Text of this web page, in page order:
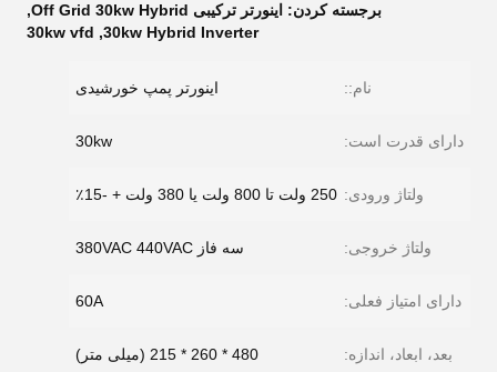
برجسته کردن: اینورتر ترکیبی Off Grid 30kw Hybrid
,
30kw Hybrid Inverter
,
30kw vfd
نام:: اینورتر پمپ خورشیدی
دارای قدرت است: 30kw
ولتاژ ورودی: 250 ولت تا 800 ولت یا 380 ولت + -15٪
ولتاژ خروجی: سه فاز 380VAC 440VAC
دارای امتیاز فعلی: 60A
بعد، ابعاد، اندازه: 480 * 260 * 215 (میلی متر)